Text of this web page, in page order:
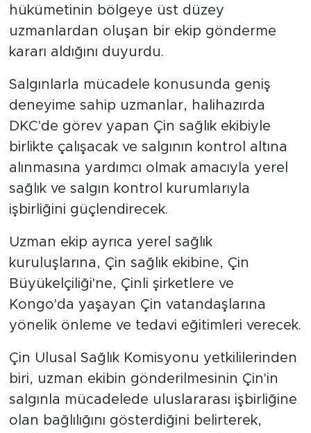
hükümetinin bölgeye üst düzey
uzmanlardan oluşan bir ekip gönderme
kararı aldığını duyurdu.
Salgınlarla mücadele konusunda geniş
deneyime sahip uzmanlar, halihazırda
DKC'de görev yapan Çin sağlık ekibiyle
birlikte çalışacak ve salgının kontrol altına
alınmasına yardımcı olmak amacıyla yerel
sağlık ve salgın kontrol kurumlarıyla
işbirliğini güçlendirecek.
Uzman ekip ayrıca yerel sağlık
kuruluşlarına, Çin sağlık ekibine, Çin
Büyükelçiliği'ne, Çinli şirketlere ve
Kongo'da yaşayan Çin vatandaşlarına
yönelik önleme ve tedavi eğitimleri verecek.
Çin Ulusal Sağlık Komisyonu yetkililerinden
biri, uzman ekibin gönderilmesinin Çin'in
salgınla mücadelede uluslararası işbirliğine
olan bağlılığını gösterdiğini belirterek,